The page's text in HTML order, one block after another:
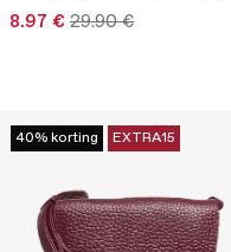
8.97 € 29.90 €
40% korting EXTRA15